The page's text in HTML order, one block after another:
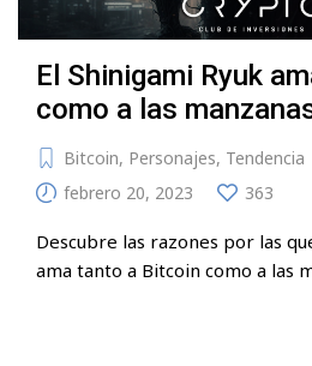
El Shinigami Ryuk
como a las
Bitcoin, Personajes, Tendencia
febrero 20, 2023
363
Descubre las razones por las
ama tanto a Bitcoin como a las